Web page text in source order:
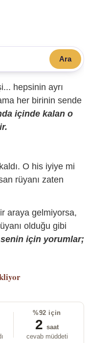
Ara
hepsinin ayrı
her birinin sende
içinde kalan o
O his iyiye mi
rüyanı zaten
araya gelmiyorsa,
olduğu gibi
için yorumlar;
%92 için
2 saat
cevab müddeti